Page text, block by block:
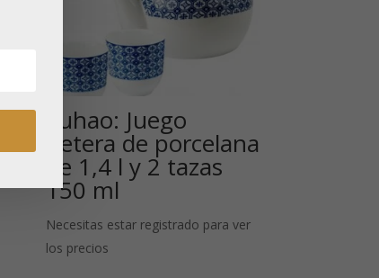
Fuhao: Juego
Tetera de porcelana
de 1,4 l y 2 tazas
150 ml
Necesitas estar registrado para ver
los precios